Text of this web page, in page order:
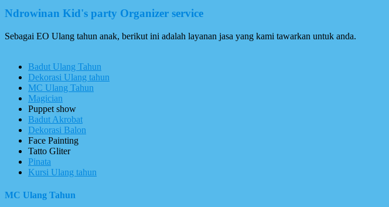
Ndrowinan Kid's party Organizer service
Sebagai EO Ulang tahun anak, berikut ini adalah layanan jasa yang kami tawarkan untuk anda.
Badut Ulang Tahun
Dekorasi Ulang tahun
MC Ulang Tahun
Magician
Puppet show
Badut Akrobat
Dekorasi Balon
Face Painting
Tatto Gliter
Pinata
Kursi Ulang tahun
MC Ulang Tahun